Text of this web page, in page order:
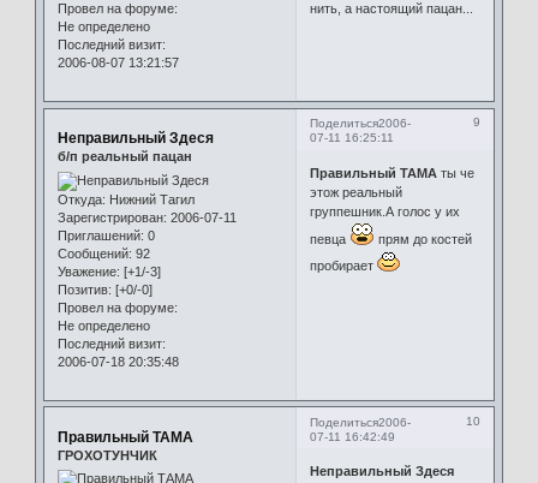
Провел на форуме:
Не определено
Последний визит:
2006-08-07 13:21:57
нить, а настоящий пацан...
Поделиться 9
2006-
07-11 16:25:11
Неправильный Здеся
б/п реальный пацан
Откуда: Нижний Тагил
Зарегистрирован: 2006-07-11
Приглашений: 0
Сообщений: 92
Уважение: [+1/-3]
Позитив: [+0/-0]
Провел на форуме:
Не определено
Последний визит:
2006-07-18 20:35:48
Правильный ТАМАты че
этож реальный
группешник.А голос у их
певца
прям до костей
пробирает
Поделиться 10
2006-
07-11 16:42:49
Правильный ТАМА
ГРОХОТУНЧИК
Неправильный Здеся